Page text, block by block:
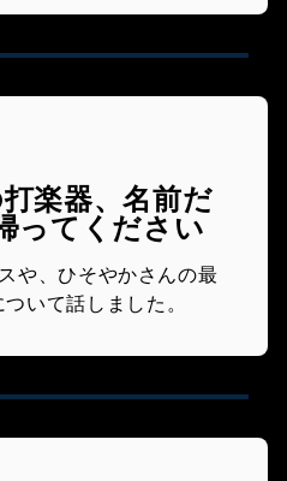
楽器、名前だ
ってください
や、ひそやかさんの最
いて話しました。